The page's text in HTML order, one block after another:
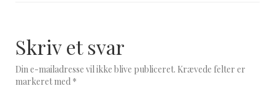
Skriv et svar
Din e-mailadresse vil ikke blive publiceret. Krævede felter er
markeret med *